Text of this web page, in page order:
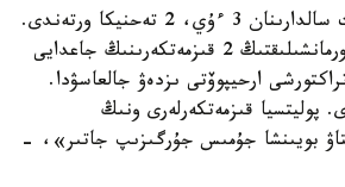
«قازىرگى ۋاقىتتا ءورت سالدارىنان 3 ءۇي، 2 تەحنيكا ورتەندى.
ءيىس ءتيىپ ۋلانعان ورمانشىلىقتىڭ 2 قىزمەتكەرىنىڭ جاعدايى
ارحيپوۆتى ىزدەۋ جالعاسۋدا.
پوليتسيا قىزمەتكەرلەرى ونىڭ
بويىنشا جۇمىس جۇرگىزىپ جاتىر»، -